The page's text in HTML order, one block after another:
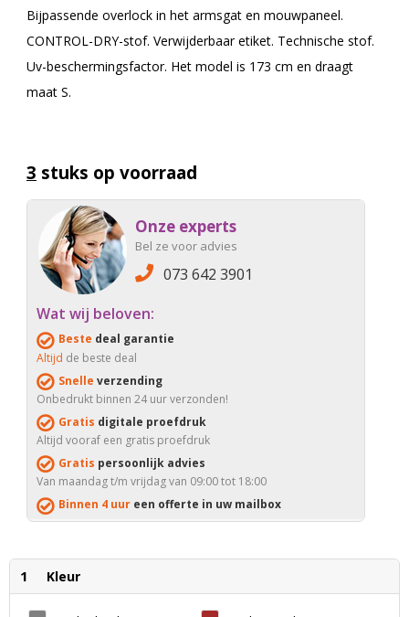
Bijpassende overlock in het armsgat en mouwpaneel.
CONTROL-DRY-stof. Verwijderbaar etiket. Technische stof.
Uv-beschermingsfactor. Het model is 173 cm en draagt
maat S.
3 stuks op voorraad
Onze experts
Bel ze voor advies
073 642 3901
Wat wij beloven:
Beste deal garantie
Altijd de beste deal
Snelle verzending
Onbedrukt binnen 24 uur verzonden!
Gratis digitale proefdruk
Altijd vooraf een gratis proefdruk
Gratis persoonlijk advies
Van maandag t/m vrijdag van 09:00 tot 18:00
Binnen 4 uur een offerte in uw mailbox
1 Kleur